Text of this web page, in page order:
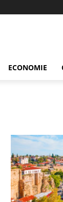
ECONOMIE